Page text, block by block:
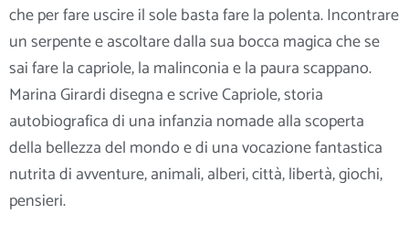
che per fare uscire il sole basta fare la polenta. Incontrare
un serpente e ascoltare dalla sua bocca magica che se
sai fare la capriole, la malinconia e la paura scappano.
Marina Girardi disegna e scrive Capriole, storia
autobiografica di una infanzia nomade alla scoperta
della bellezza del mondo e di una vocazione fantastica
nutrita di avventure, animali, alberi, città, libertà, giochi,
pensieri.